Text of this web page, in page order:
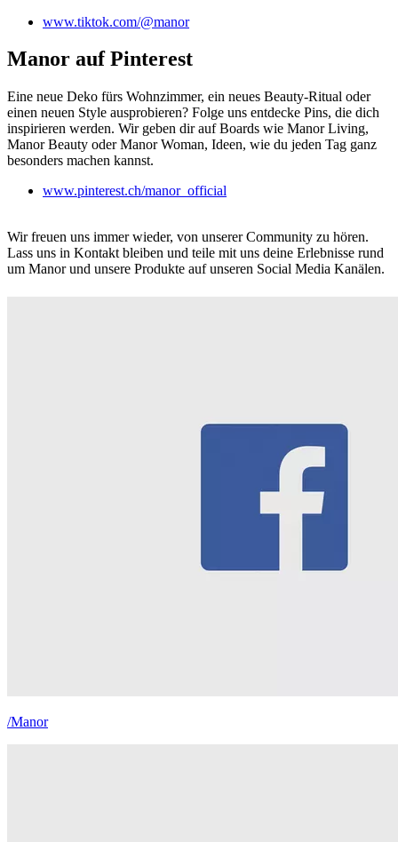
www.tiktok.com/@manor
Manor auf Pinterest
Eine neue Deko fürs Wohnzimmer, ein neues Beauty-Ritual oder
einen neuen Style ausprobieren? Folge uns entdecke Pins, die dich
inspirieren werden. Wir geben dir auf Boards wie Manor Living,
Manor Beauty oder Manor Woman, Ideen, wie du jeden Tag ganz
besonders machen kannst.
www.pinterest.ch/manor_official
Wir freuen uns immer wieder, von unserer Community zu hören.
Lass uns in Kontakt bleiben und teile mit uns deine Erlebnisse rund
um Manor und unsere Produkte auf unseren Social Media Kanälen.
/Manor